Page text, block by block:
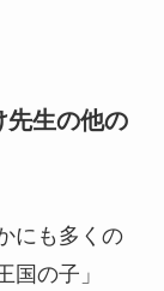
先生の他の
にも多くの
国の子」